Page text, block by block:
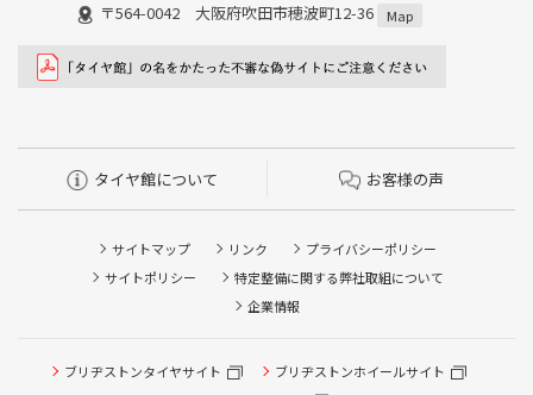
〒564-0042 大阪府吹田市穂波町12-36
Map
タイヤ館について お客様の声
サイトマップ リンク
プライバシーポリシー
サイトポリシー
特定整備に関する弊社取組について
企業情報
ブリヂストンタイヤサイト
ブリヂストンホイールサイト
タイヤ点検・安全点検/タイヤ履き替え/オイル交換/その他